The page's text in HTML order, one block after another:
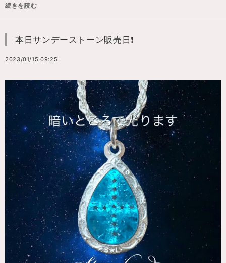
続きを読む
本日サンデーストーン販売日❗️
2023/01/15 09:25